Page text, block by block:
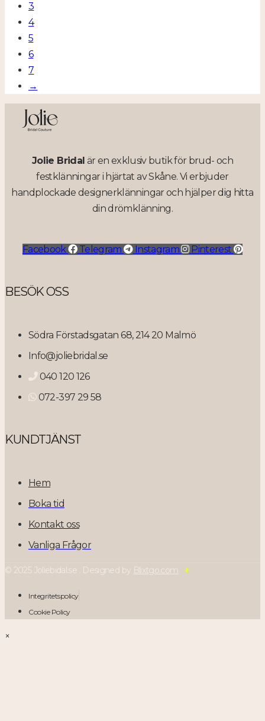
3
4
5
6
7
→
Jolie Bridal är en exklusiv butik för brud- och
festklänningar i hjärtat av Skåne. Vi erbjuder
handplockade designerklänningar och hjälper dig hitta
din drömklänning.
Facebook Telegram Instagram Pinterest
BESÖK OSS
Södra Förstadsgatan 68, 214 20 Malmö
Info@joliebridal.se
040 120 126
072-397 29 58
KUNDTJÄNST
Hem
Boka tid
Kontakt oss
Vanliga Frågor
© 2025 Joliebidal.se . Designed by Blixtgo.com
Integritetspolicy
Cookie Policy
×